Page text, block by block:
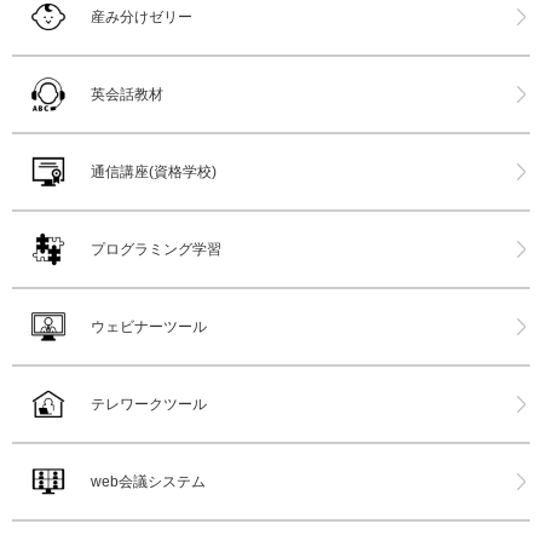
産み分けゼリー
英会話教材
通信講座(資格学校)
プログラミング学習
ウェビナーツール
テレワークツール
web会議システム